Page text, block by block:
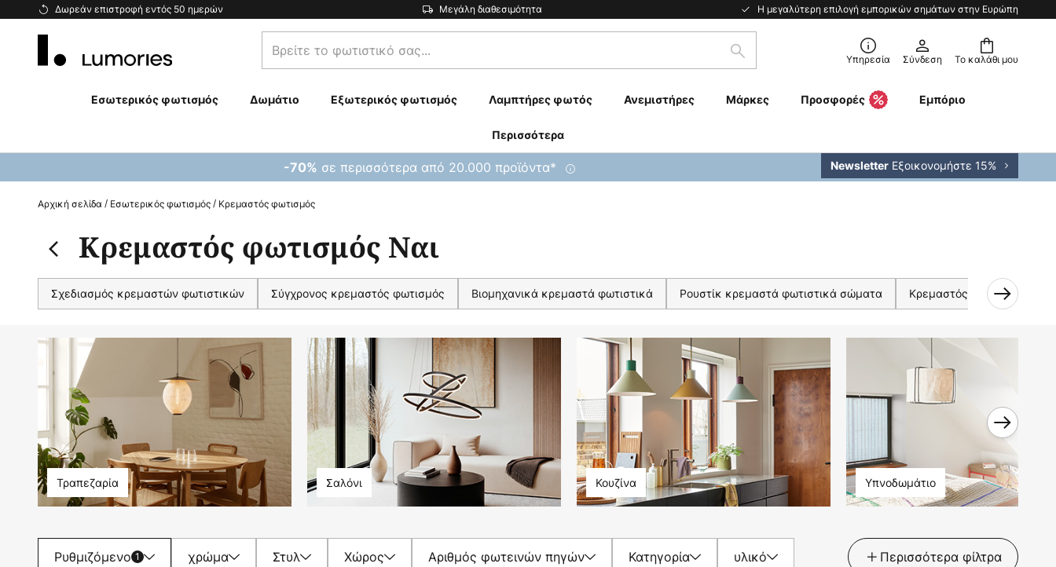
Δωρεάν επιστροφή εντός 50 ημερών Μεγάλη διαθεσιμότητα Η μεγαλύτερη επιλογή εμπορικών σημάτων στην Ευρώπη
Μετάβαση
Το καλάθι μου
Βρείτε
το
σας...
Αναζήτηση Υπηρεσία Σύνδεση
Εσωτερικός φωτισμός Δωμάτιο Εξωτερικός φωτισμός Λαμπτήρες φωτός Ανεμιστήρες Μάρκες Προσφορές Εμπόριο
Περισσότερα
-70% σε περισσότερα από 20.000 προϊόντα* Newsletter Εξοικονομήστε 15%
Αρχική σελίδα Εσωτερικός φωτισμός Κρεμαστός φωτισμός
Κρεμαστός φωτισμός Ναι
Σχεδιασμός κρεμαστών φωτιστικών Σύγχρονος κρεμαστός φωτισμός Βιομηχανικά κρεμαστά φωτιστικά Ρουστίκ κρεμαστά φωτιστικά σώματα Κρεμαστός φωτισμός
Τραπεζαρία Σαλόνι Κουζίνα Υπνοδωμάτιο
Ρυθμιζόμενο 1 χρώμα Στυλ Χώρος Αριθμός φωτεινών πηγών Κατηγορία υλικό Περισσότερα φίλτρα